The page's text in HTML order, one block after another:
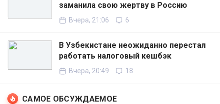
заманила свою жертву в Россию
Вчера, 21:06 6
В Узбекистане неожиданно перестал
работать налоговый кешбэк
Вчера, 20:49 18
САМОЕ ОБСУЖДАЕМОЕ